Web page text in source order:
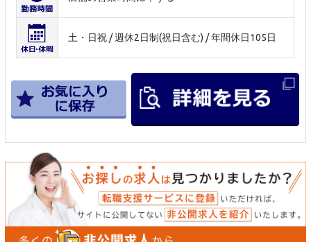
土・日祝 / 週休2日制(祝日含む) / 年間休日105日